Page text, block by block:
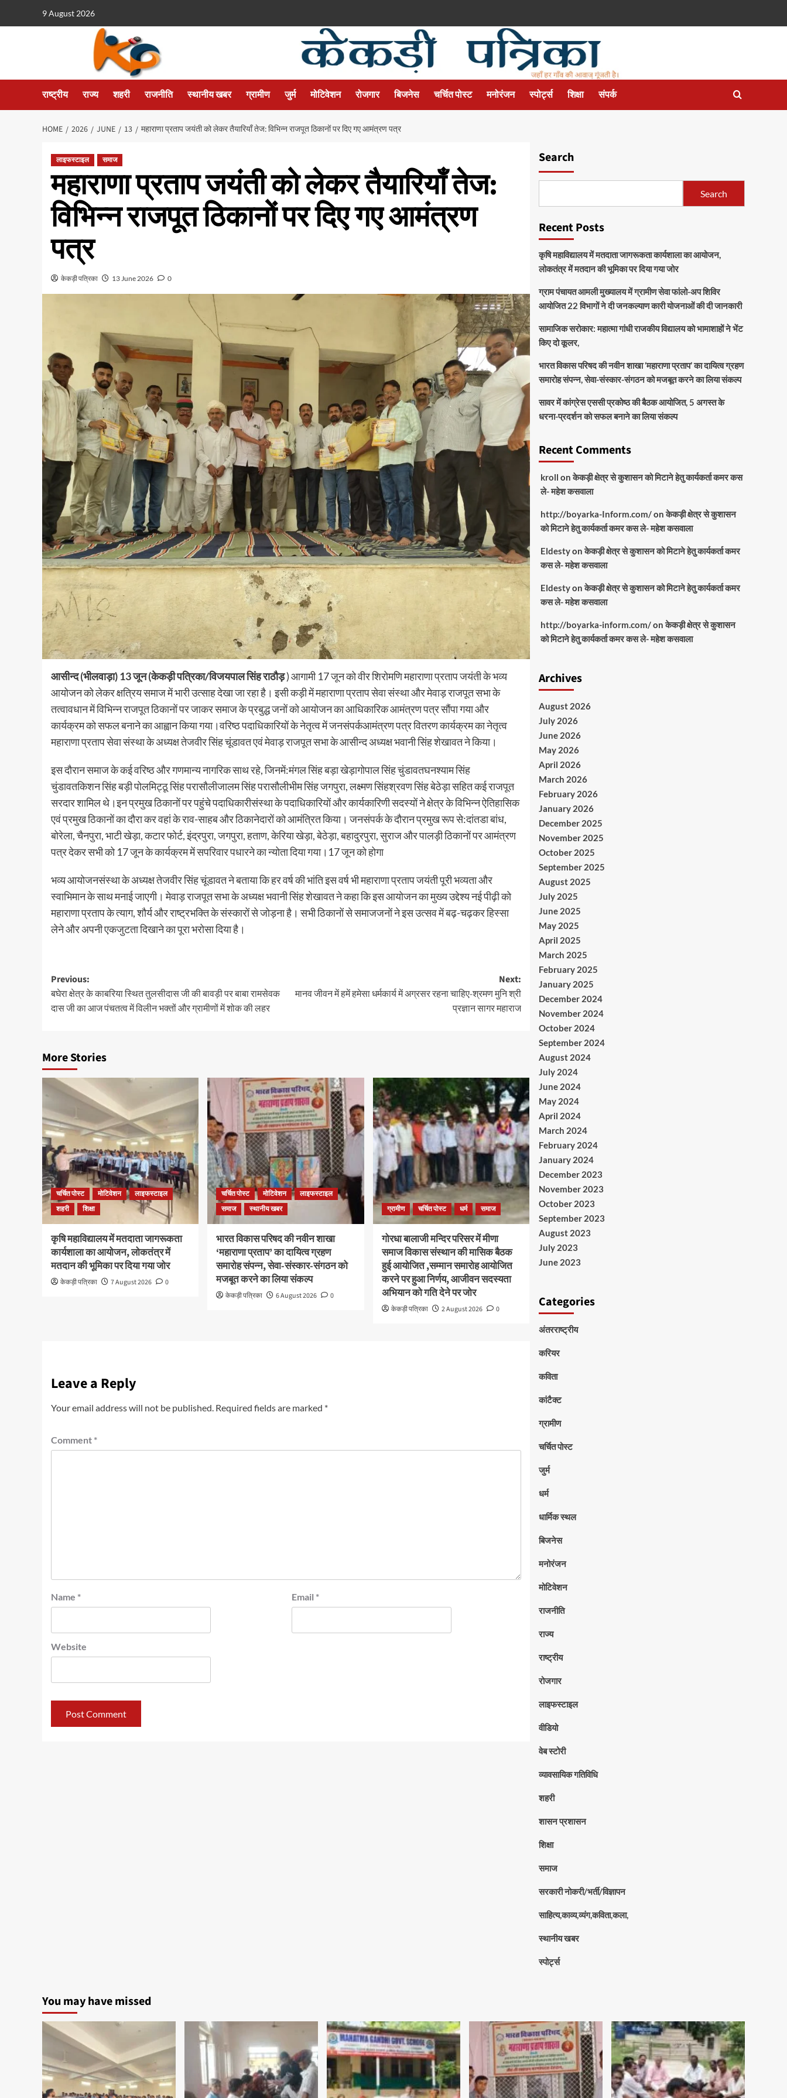
9 August 2026
राष्ट्रीय राज्य शहरी राजनीति स्थानीय खबर ग्रामीण जुर्म मोटिवेशन रोजगार बिजनेस चर्चित पोस्ट मनोरंजन स्पोर्ट्स शिक्षा संपर्क
HOME 2026 JUNE 13 महाराणा प्रताप जयंती को लेकर तैयारियाँ तेज: विभिन्न राजपूत ठिकानों पर दिए गए आमंत्रण पत्र
लाइफस्टाइल समाज
महाराणा प्रताप जयंती को लेकर तैयारियाँ तेज:
विभिन्न राजपूत ठिकानों पर दिए गए आमंत्रण
पत्र
केकड़ी पत्रिका 13 June 2026 0
आसीन्द (भीलवाड़ा) 13 जून (केकड़ी पत्रिका/विजयपाल सिंह राठौड़) आगामी 17 जून को वीर शिरोमणि महाराणा प्रताप जयंती के भव्य
आयोजन को लेकर क्षत्रिय समाज में भारी उत्साह देखा जा रहा है। इसी कड़ी में महाराणा प्रताप सेवा संस्था और मेवाड़ राजपूत सभा के
तत्वावधान में विभिन्न राजपूत ठिकानों पर जाकर समाज के प्रबुद्ध जनों को आयोजन का आधिकारिक आमंत्रण पत्र सौंपा गया और
कार्यक्रम को सफल बनाने का आह्वान किया गया।वरिष्ठ पदाधिकारियों के नेतृत्व में जनसंपर्कआमंत्रण पत्र वितरण कार्यक्रम का नेतृत्व
महाराणा प्रताप सेवा संस्था के अध्यक्ष तेजवीर सिंह चूंडावत एवं मेवाड़ राजपूत सभा के आसीन्द अध्यक्ष भवानी सिंह शेखावत ने किया।
इस दौरान समाज के कई वरिष्ठ और गणमान्य नागरिक साथ रहे, जिनमें:मंगल सिंह बड़ा खेड़ागोपाल सिंह चुंडावतघनश्याम सिंह
चुंडावतकिशन सिंह बड़ी पोलमिट्ठू सिंह परासौलीजालम सिंह परासौलीभीम सिंह जगपुरा, लक्ष्मण सिंहश्रवण सिंह बेठेड़ा सहित कई राजपूत
सरदार शामिल थे।इन प्रमुख ठिकानों पर पहुंचे पदाधिकारीसंस्था के पदाधिकारियों और कार्यकारिणी सदस्यों ने क्षेत्र के विभिन्न ऐतिहासिक
एवं प्रमुख ठिकानों का दौरा कर वहां के राव-साहब और ठिकानेदारों को आमंत्रित किया। जनसंपर्क के दौरान प्रमुख रूप से:दांतडा बांध,
बोरेला, चैनपुरा, भाटी खेड़ा, कटार फोर्ट, इंद्रपुरा, जगपुरा, हताण, केरिया खेड़ा, बेठेड़ा, बहादुरपुरा, सुराज और पालड़ी ठिकानों पर आमंत्रण
पत्र देकर सभी को 17 जून के कार्यक्रम में सपरिवार पधारने का न्योता दिया गया।17 जून को होगा
भव्य आयोजनसंस्था के अध्यक्ष तेजवीर सिंह चूंडावत ने बताया कि हर वर्ष की भांति इस वर्ष भी महाराणा प्रताप जयंती पूरी भव्यता और
स्वाभिमान के साथ मनाई जाएगी। मेवाड़ राजपूत सभा के अध्यक्ष भवानी सिंह शेखावत ने कहा कि इस आयोजन का मुख्य उद्देश्य नई पीढ़ी को
महाराणा प्रताप के त्याग, शौर्य और राष्ट्रभक्ति के संस्कारों से जोड़ना है। सभी ठिकानों से समाजजनों ने इस उत्सव में बढ़-चढ़कर हिस्सा
लेने और अपनी एकजुटता दिखाने का पूरा भरोसा दिया है।
Previous:
बघेरा क्षेत्र के काबरिया स्थित तुलसीदास जी की बावड़ी पर बाबा रामसेवक
दास जी का आज पंचतत्व में विलीन भक्तों और ग्रामीणों में शोक की लहर
Next:
मानव जीवन में हमें हमेसा धर्मकार्य में अग्रसर रहना चाहिए-श्रमण मुनि श्री
प्रज्ञान सागर महाराज
More Stories
चर्चित पोस्ट मोटिवेशन
लाइफस्टाइल
शहरी
शिक्षा
कृषि महाविद्यालय में मतदाता जागरूकता
कार्यशाला का आयोजन, लोकतंत्र में
मतदान की भूमिका पर दिया गया जोर
केकड़ी पत्रिका 7 August 2026 0
चर्चित पोस्ट मोटिवेशन
लाइफस्टाइल
समाज
स्थानीय खबर
भारत विकास परिषद की नवीन शाखा
‘महाराणा प्रताप’ का दायित्व ग्रहण
समारोह संपन्न, सेवा-संस्कार-संगठन को
मजबूत करने का लिया संकल्प
केकड़ी पत्रिका 6 August 2026 0
ग्रामीण चर्चित पोस्ट धर्म समाज
गोरधा बालाजी मन्दिर परिसर में मीणा
समाज विकास संस्थान की मासिक बैठक
हुई आयोजित ,सम्मान समारोह आयोजित
करने पर हुआ निर्णय, आजीवन सदस्यता
अभियान को गति देने पर जोर
केकड़ी पत्रिका 2 August 2026 0
Leave a Reply
Your email address will not be published. Required fields are marked *
Comment *
Name * Email *
Website
Search
Search
Recent Posts
कृषि महाविद्यालय में मतदाता जागरूकता कार्यशाला का आयोजन,
लोकतंत्र में मतदान की भूमिका पर दिया गया जोर
ग्राम पंचायत आमली मुख्यालय में ग्रामीण सेवा फांलो-अप शिविर
आयोजित 22 विभागों ने दी जनकल्याण कारी योजनाओं की दी जानकारी
सामाजिक सरोकार: महात्मा गांधी राजकीय विद्यालय को भामाशाहों ने भेंट
किए दो कूलर,
भारत विकास परिषद की नवीन शाखा ‘महाराणा प्रताप’ का दायित्व ग्रहण
समारोह संपन्न, सेवा-संस्कार-संगठन को मजबूत करने का लिया संकल्प
सावर में कांग्रेस एससी प्रकोष्ठ की बैठक आयोजित, 5 अगस्त के
धरना-प्रदर्शन को सफल बनाने का लिया संकल्प
Recent Comments
kroll onकेकड़ी क्षेत्र से कुशासन को मिटाने हेतु कार्यकर्ता कमर कस
ले- महेश कसवाला
http://boyarka-Inform.com/onकेकड़ी क्षेत्र से कुशासन
को मिटाने हेतु कार्यकर्ता कमर कस ले- महेश कसवाला
Eldestyonकेकड़ी क्षेत्र से कुशासन को मिटाने हेतु कार्यकर्ता कमर
कस ले- महेश कसवाला
Eldestyonकेकड़ी क्षेत्र से कुशासन को मिटाने हेतु कार्यकर्ता कमर
कस ले- महेश कसवाला
http://boyarka-inform.com/onकेकड़ी क्षेत्र से कुशासन
को मिटाने हेतु कार्यकर्ता कमर कस ले- महेश कसवाला
Archives
August 2026
July 2026
June 2026
May 2026
April 2026
March 2026
February 2026
January 2026
December 2025
November 2025
October 2025
September 2025
August 2025
July 2025
June 2025
May 2025
April 2025
March 2025
February 2025
January 2025
December 2024
November 2024
October 2024
September 2024
August 2024
July 2024
June 2024
May 2024
April 2024
March 2024
February 2024
January 2024
December 2023
November 2023
October 2023
September 2023
August 2023
July 2023
June 2023
Categories
अंतरराष्ट्रीय
करियर
कविता
कांटैक्ट
ग्रामीण
चर्चित पोस्ट
जुर्म
धर्म
धार्मिक स्थल
बिजनेस
मनोरंजन
मोटिवेशन
राजनीति
राज्य
राष्ट्रीय
रोजगार
लाइफस्टाइल
वीडियो
वेब स्टोरी
व्यावसायिक गतिविधि
शहरी
शासन प्रशासन
शिक्षा
समाज
सरकारी नोकरी/भर्ती/विज्ञापन
साहित्य,काव्य,व्यंग,कविता,कला,
स्थानीय खबर
स्पोर्ट्स
You may have missed